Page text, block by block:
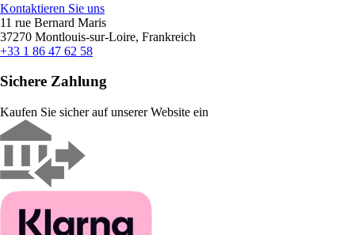
Kontaktieren Sie uns
11 rue Bernard Maris
37270 Montlouis-sur-Loire, Frankreich
+33 1 86 47 62 58
Sichere Zahlung
Kaufen Sie sicher auf unserer Website ein